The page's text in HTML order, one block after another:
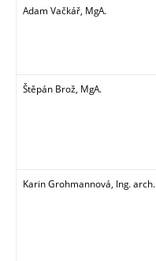
Adam Vačkář, MgA.
Štěpán Brož, MgA.
Karin Grohmannová, Ing. arch.